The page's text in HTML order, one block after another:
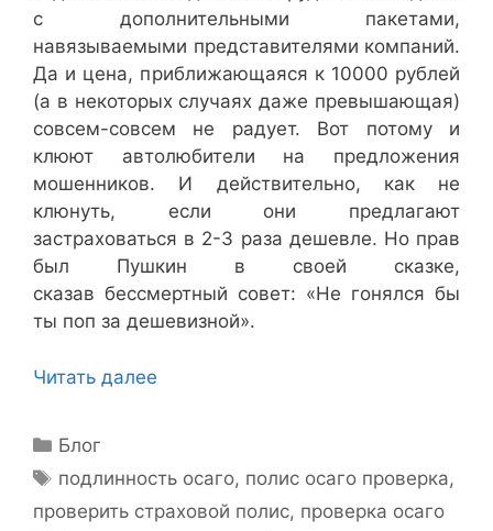
с дополнительными пакетами,
навязываемыми представителями компаний.
Да и цена, приближающаяся к 10000 рублей
(а в некоторых случаях даже превышающая)
совсем-совсем не радует. Вот потому и
клюют автолюбители на предложения
мошенников. И действительно, как не
клюнуть, если они предлагают
застраховаться в 2-3 раза дешевле. Но прав
был Пушкин в своей сказке,
сказав бессмертный совет: «Не гонялся бы
ты поп за дешевизной».
Читать далее
Рубрики
Блог
Метки
подлинность осаго, полис осаго проверка,
проверить страховой полис, проверка осаго